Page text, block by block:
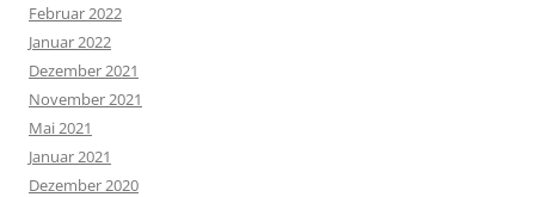
Februar 2022
Januar 2022
Dezember 2021
November 2021
Mai 2021
Januar 2021
Dezember 2020